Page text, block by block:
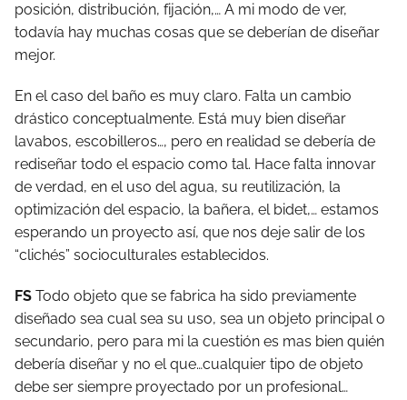
posición, distribución, fijación,… A mi modo de ver,
todavía hay muchas cosas que se deberían de diseñar
mejor.
En el caso del baño es muy claro. Falta un cambio
drástico conceptualmente. Está muy bien diseñar
lavabos, escobilleros…, pero en realidad se debería de
rediseñar todo el espacio como tal. Hace falta innovar
de verdad, en el uso del agua, su reutilización, la
optimización del espacio, la bañera, el bidet,… estamos
esperando un proyecto así, que nos deje salir de los
“clichés” socioculturales establecidos.
FS Todo objeto que se fabrica ha sido previamente
diseñado sea cual sea su uso, sea un objeto principal o
secundario, pero para mi la cuestión es mas bien quién
debería diseñar y no el que…cualquier tipo de objeto
debe ser siempre proyectado por un profesional…